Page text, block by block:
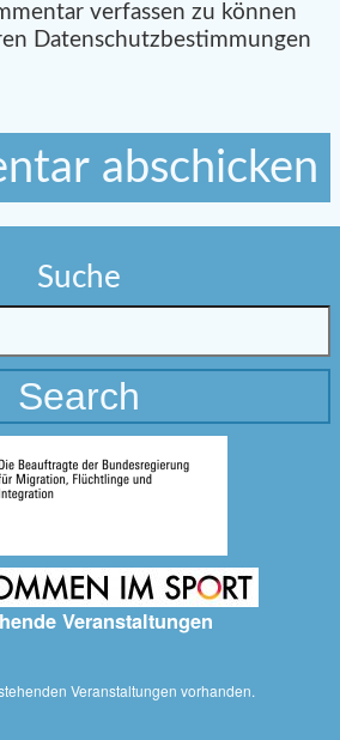
verfassen zu können
Datenschutzbestimmungen
Suche
Veranstaltungen
Veranstaltungen vorhanden.